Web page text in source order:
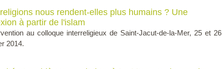
nous rendent-elles plus humains ? Une
à partir de l'islam
au colloque interreligieux de Saint-Jacut-de-la-Mer, 25 et 26
2014.